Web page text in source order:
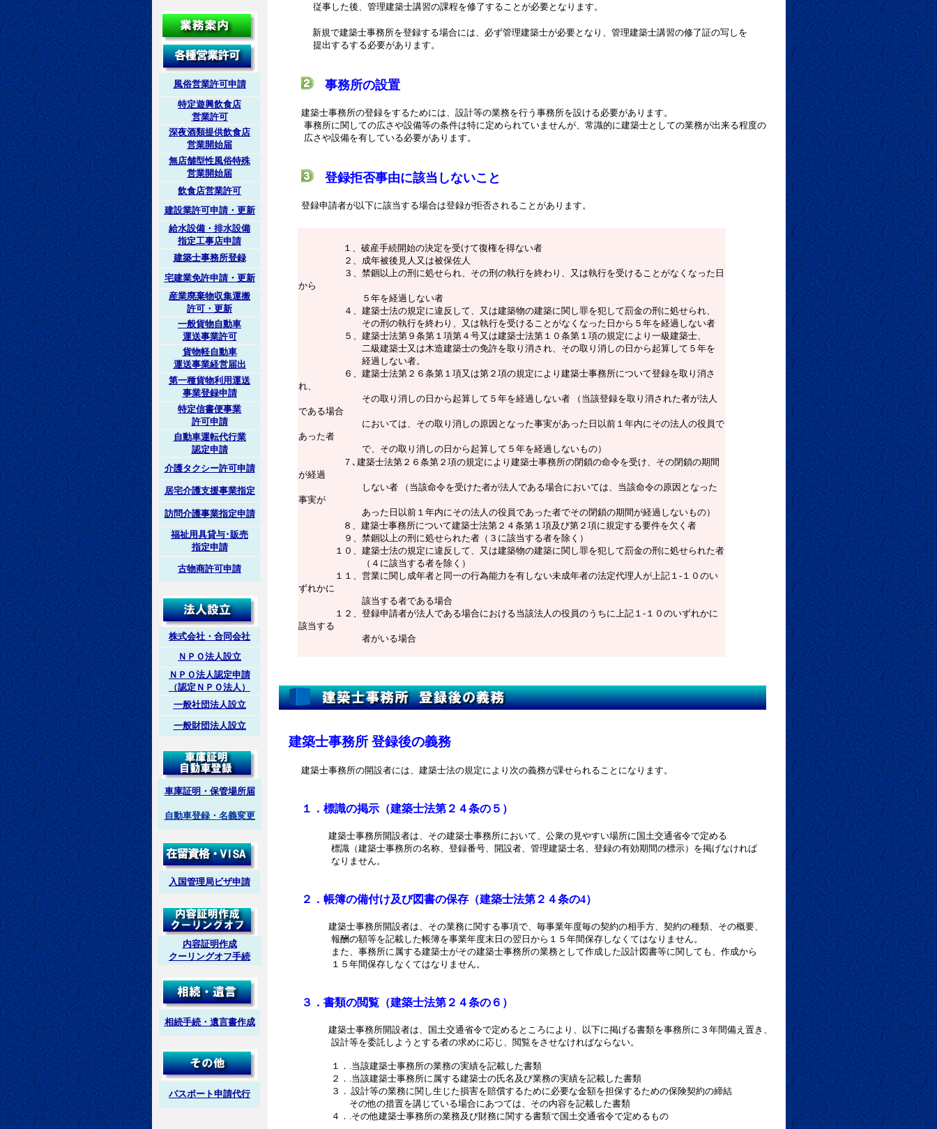
風俗営業許可申請
特定遊興飲食店
営業許可
深夜酒類提供飲食店
営業開始届
無店舗型性風俗特殊
営業開始届
飲食店営業許可
建設業許可申請・更新
給水設備・排水設備
指定工事店申請
建築士事務所登録
宅建業免許申請・更新
産業廃棄物収集運搬
許可・更新
一般貨物自動車
運送事業許可
貨物軽自動車
運送事業経営届出
第一種貨物利用運送
事業登録申請
特定信書便事業
許可申請
自動車運転代行業
認定申請
介護タクシー許可申請
居宅介護支援事業指定
訪問介護事業指定申請
福祉用具貸与･販売
指定申請
古物商許可申請
株式会社・合同会社
ＮＰＯ法人設立
ＮＰＯ法人認定申請
（認定ＮＰＯ法人）
一般社団法人設立
一般財団法人設立
車庫証明・保管場所届
自動車登録・名義変更
入国管理局ビザ申請
内容証明作成
クーリングオフ手続
相続手続・遺言書作成
パスポート申請代行
従事した後、管理建築士講習の課程を修了することが必要となります。
新規で建築士事務所を登録する場合には、必ず管理建築士が必要となり、管理建築士講習の修了証の写しを
提出するする必要があります。
事務所の設置
建築士事務所の登録をするためには、設計等の業務を行う事務所を設ける必要があります。
事務所に関しての広さや設備等の条件は特に定められていませんが、常識的に建築士としての業務が出来る程度の
広さや設備を有している必要があります。
登録拒否事由に該当しないこと
登録申請者が以下に該当する場合は登録が拒否されることがあります。
１、破産手続開始の決定を受けて復権を得ない者
２、成年被後見人又は被保佐人
３、禁錮以上の刑に処せられ、その刑の執行を終わり、又は執行を受けることがなくなった日
から
５年を経過しない者
４、建築士法の規定に違反して、又は建築物の建築に関し罪を犯して罰金の刑に処せられ、
その刑の執行を終わり、又は執行を受けることがなくなった日から５年を経過しない者
５、建築士法第９条第１項第４号又は建築士法第１０条第１項の規定により一級建築士、
二級建築士又は木造建築士の免許を取り消され、その取り消しの日から起算して５年を
経過しない者。
６、建築士法第２６条第１項又は第２項の規定により建築士事務所について登録を取り消さ
れ、
その取り消しの日から起算して５年を経過しない者 （当該登録を取り消された者が法人
である場合
においては、その取り消しの原因となった事実があった日以前１年内にその法人の役員で
あった者
で、その取り消しの日から起算して５年を経過しないもの）
７､建築士法第２６条第２項の規定により建築士事務所の閉鎖の命令を受け、その閉鎖の期間
が経過
しない者 （当該命令を受けた者が法人である場合においては、当該命令の原因となった
事実が
あった日以前１年内にその法人の役員であった者でその閉鎖の期間が経過しないもの）
８、建築士事務所について建築士法第２４条第１項及び第２項に規定する要件を欠く者
９、禁錮以上の刑に処せられた者（３に該当する者を除く）
１０、建築士法の規定に違反して、又は建築物の建築に関し罪を犯して罰金の刑に処せられた者
（４に該当する者を除く）
１１、営業に関し成年者と同一の行為能力を有しない未成年者の法定代理人が上記１-１０のい
ずれかに
該当する者である場合
１２、登録申請者が法人である場合における当該法人の役員のうちに上記１-１０のいずれかに
該当する
者がいる場合
建築士事務所 登録後の義務
建築士事務所の開設者には、建築士法の規定により次の義務が課せられることになります。
１． 標識の掲示（建築士法第２４条の５）
建築士事務所開設者は、その建築士事務所において、公衆の見やすい場所に国土交通省令で定める
標識（建築士事務所の名称、登録番号、開設者、管理建築士名、登録の有効期間の標示）を掲げなければ
なりません。
２．帳簿の備付け及び図書の保存（建築士法第２４条の4）
建築士事務所開設者は、その業務に関する事項で、毎事業年度毎の契約の相手方、契約の種類、その概要、
報酬の額等を記載した帳簿を事業年度末日の翌日から１５年間保存しなくてはなりません。
また、事務所に属する建築士がその建築士事務所の業務として作成した設計図書等に関しても、作成から
１５年間保存しなくてはなりません。
３．書類の閲覧（建築士法第２４条の６）
建築士事務所開設者は、国土交通省令で定めるところにより、以下に掲げる書類を事務所に３年間備え置き、
設計等を委託しようとする者の求めに応じ、閲覧をさせなければならない。
１．.当該建築士事務所の業務の実績を記載した書類
２．.当該建築士事務所に属する建築士の氏名及び業務の実績を記載した書類
３．.設計等の業務に関し生じた損害を賠償するために必要な金額を担保するための保険契約の締結
その他の措置を講じている場合にあつては、その内容を記載した書類
４．.その他建築士事務所の業務及び財務に関する書類で国土交通省令で定めるもの